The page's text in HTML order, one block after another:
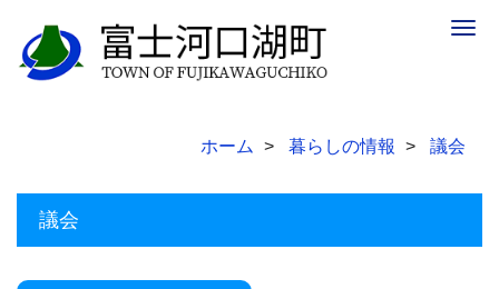
ホーム 暮らしの情報 議会
議会